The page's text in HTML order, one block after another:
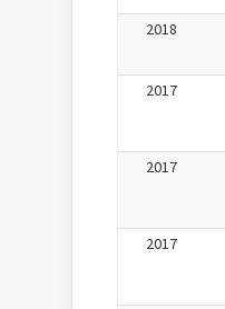
2018
2017
2017
2017